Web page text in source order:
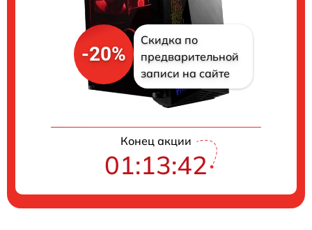
-20%
Скидка по
предварительной
записи на сайте
Конец акции
01:13:42